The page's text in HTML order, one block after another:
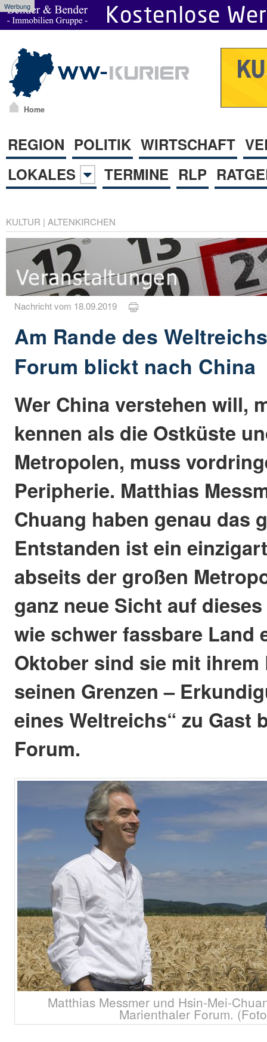
Werbung
Home
REGION POLITIK WIRTSCHAFT
LOKALES
TERMINE RLP
KULTUR | ALTENKIRCHEN
Nachricht vom 18.09.2019
Am Rande des
Forum blickt nach China
Wer China verstehen will,
kennen als die Ostküste
Metropolen, muss
Peripherie. Matthias
Chuang haben genau das
Entstanden ist ein
abseits der großen
ganz neue Sicht auf
wie schwer fassbare Land
Oktober sind sie mit ihrem
seinen Grenzen –
eines Weltreichs“ zu Gast
Forum.
Matthias Messmer und Hsin-Mei-
Marienthaler Forum.